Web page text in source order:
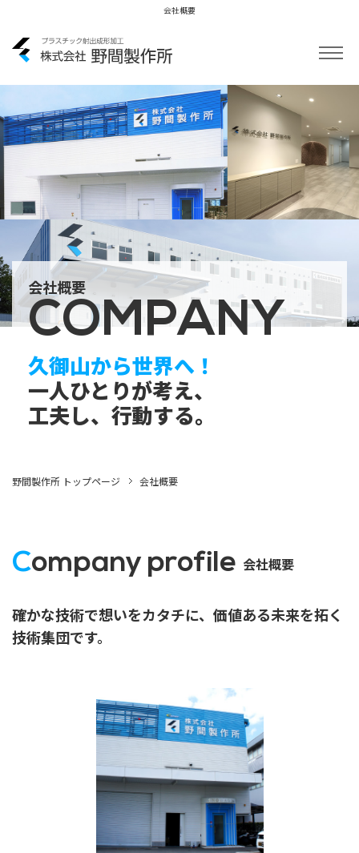
会社概要
会社概要
会社案内
アクセス
採用情報
ムービー
お問い合わせ
会社概要
COMPANY
久御山から世界へ！
一人ひとりが考え、
工夫し、行動する。
野間製作所 トップページ 会社概要
Company profile 会社概要
確かな技術で想いをカタチに、価値ある未来を拓く
技術集団です。